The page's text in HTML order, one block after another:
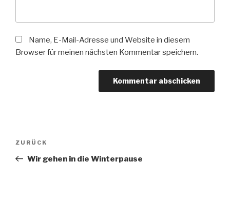
Name, E-Mail-Adresse und Website in diesem
Browser für meinen nächsten Kommentar speichern.
Beitragsnavigation
Vorheriger
Beitrag
ZURÜCK
Wir gehen in die Winterpause